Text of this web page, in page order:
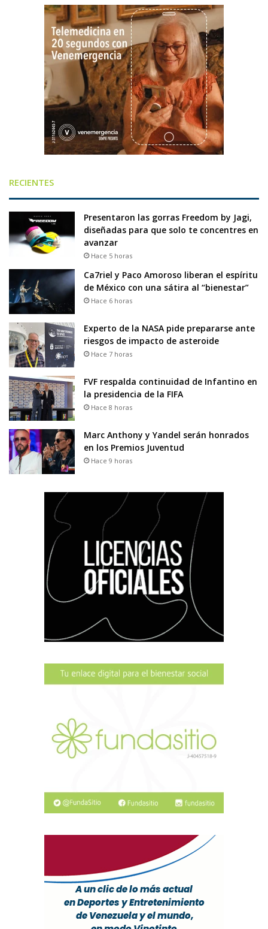
RECIENTES
Presentaron las gorras Freedom by Jagi,
diseñadas para que solo te concentres en
avanzar
Hace 5 horas
Ca7riel y Paco Amoroso liberan el espíritu
de México con una sátira al “bienestar”
Hace 6 horas
Experto de la NASA pide prepararse ante
riesgos de impacto de asteroide
Hace 7 horas
FVF respalda continuidad de Infantino en
la presidencia de la FIFA
Hace 8 horas
Marc Anthony y Yandel serán honrados
en los Premios Juventud
Hace 9 horas